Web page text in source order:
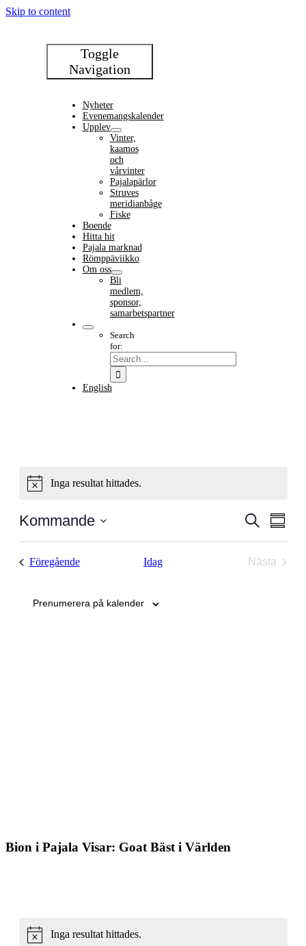
Skip to content
Toggle
Navigation
Nyheter
Evenemangskalender
Upplev
Vinter,
kaamos
och
vårvinter
Pajalapärlor
Struves
meridianbåge
Fiske
Boende
Hitta hit
Pajala marknad
Römppäviikko
Om oss
Bli
medlem,
sponsor,
samarbetspartner
Search
for:
English
NoticeInga resultat hittades.
Search
and
Sök
Kommande
FöregåendeEvenemang Idag
Nästa
Prenumerera på kalender
Bion i Pajala Visar: Goat Bäst i Världen
NoticeInga resultat hittades.